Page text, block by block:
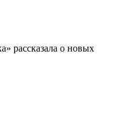
рассказала о новых